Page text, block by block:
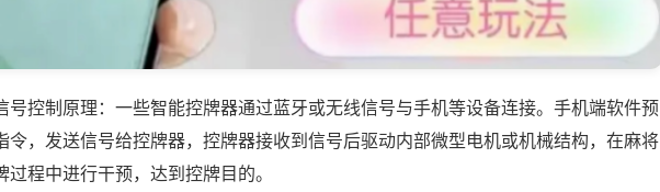
号控制原理：一些智能控牌器通过蓝牙或无线信号与手机等设备连接。手机端软件预
令，发送信号给控牌器，控牌器接收到信号后驱动内部微型电机或机械结构，在麻将
过程中进行干预，达到控牌目的。